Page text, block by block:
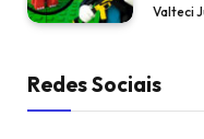
Valteci
Redes Sociais